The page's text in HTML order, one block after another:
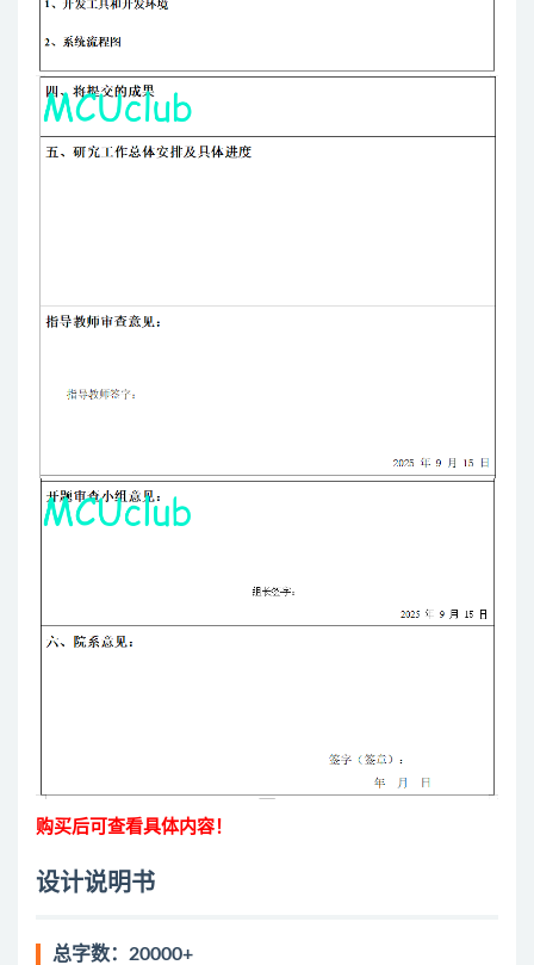
购买后可查看具体内容！
设计说明书
总字数：20000+